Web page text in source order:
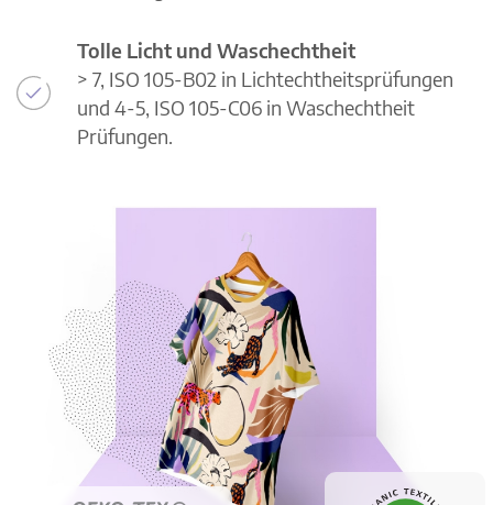
Tolle Licht und Waschechtheit
> 7, ISO 105-B02 in Lichtechtheitsprüfungen
und 4-5, ISO 105-C06 in Waschechtheit
Prüfungen.